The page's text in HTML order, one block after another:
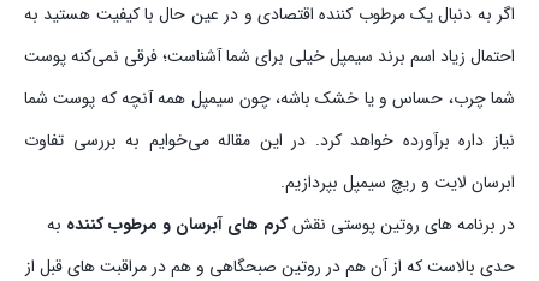
اگر به دنبال یک مرطوب کننده اقتصادی و در عین حال با کیفیت هستید به
احتمال زیاد اسم برند سیمپل خیلی برای شما آشناست؛ فرقی نمی‌کنه پوست
شما چرب، حساس و یا خشک باشه، چون سیمپل همه آنچه که پوست شما
نیاز داره برآورده خواهد کرد. در این مقاله می‌خوایم به بررسی تفاوت
ابرسان لایت و ریچ سیمپل بپردازیم.
در برنامه های روتین پوستی نقشکرم های آبرسان و مرطوب کننده به
حدی بالاست که از آن هم در روتین صبحگاهی و هم در مراقبت های قبل از